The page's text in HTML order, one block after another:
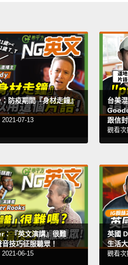
防疫期間『身材走鐘』
2021-07-13
台美
跟信
觀看
：『英文演講』很難
技巧征服聽眾！
2021-06-15
英國
生活
觀看